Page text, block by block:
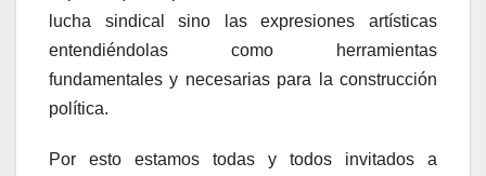
lucha sindical sino las expresiones artísticas
entendiéndolas como herramientas
fundamentales y necesarias para la construcción
política.
Por esto estamos todas y todos invitados a